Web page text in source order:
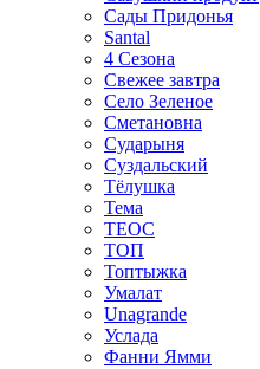
Сады Придонья
Santal
4 Сезона
Свежее завтра
Село Зеленое
Сметановна
Сударыня
Суздальский
Тёлушка
Тема
ТЕОС
ТОП
Топтыжка
Умалат
Unagrande
Услада
Фанни Ямми